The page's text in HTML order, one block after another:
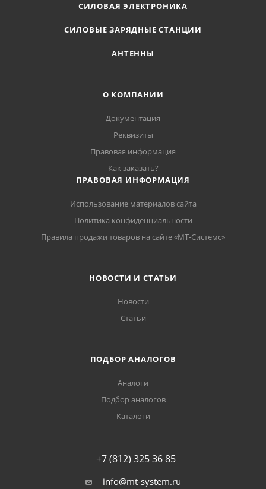
СИЛОВАЯ ЭЛЕКТРОНИКА
СИЛОВЫЕ ЗАРЯДНЫЕ СТАНЦИИ
АНТЕННЫ
О КОМПАНИИ
Документация
Реквизиты
Правовая информация
Как заказать?
ПРАВОВАЯ ИНФОРМАЦИЯ
Использование материалов сайта
Политика конфиденциальности
Правила продажи товаров на сайте «МТ-Системс»
НОВОСТИ И СТАТЬИ
Новости
Статьи
ПОДБОР АНАЛОГОВ
Аналоги
Подбор аналогов
Каталоги
+7 (812) 325 36 85
info@mt-system.ru